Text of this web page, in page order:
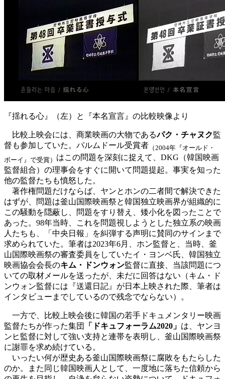
『揺れる心』（左）と『本名宣言』の比較映像より
比較上映会には、商業映画の大物であるパク・チャヌク監
督も参加していた。パルムドール受賞者 （2004年『オールド・
ボーイ』で受賞） はこの問題を深刻に捉えて、DKG（韓国映画
監督組合）の理事会をすぐに開いて問題提起。事実を知った
他の監督たちも憤怒した。
著作権問題だけならば、ヤンとホンの二者間で解決できた
はずが、問題は釜山国際映画祭と韓国独立映画界が組織的に
この騒動を隠蔽し、問題をすり替え、矮小化を図ったことで
あった。98年当時、これを問題視しようとした独立系の映画
人たちも、「中央日報」を糾弾する声明に賛同のサインまで
求められていた。筆者は2023年6月、ホン監督と、当時、釜
山国際映画祭の審査委員をしていたイ・ヨンベ氏、韓国独立
映画協会会長のキム・ドンウォン監督に直接、当該問題につ
いての取材メールを送ったが、未だに回答はない（キム・ド
ンウォン監督には『送還日記』が日本上映された際、筆者は
インタビューまでしているので残念でならない）。
一方で、比較上映会後に韓国の若手ドキュメンタリー映画
監督たちが作った集団
「ドキュフォーラム2020」 は、ヤンヨ
ンヒ監督に対して強い支持と連帯を表明し、釜山国際映画祭
に謝罪を求め続けている。
いったい何が歴史ある釜山国際映画祭に腐敗をもたらした
のか。また同じ韓国映画人として、一度地に落ちた信頼から